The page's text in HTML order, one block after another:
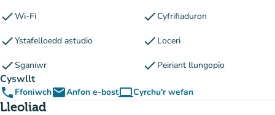
checkWi-Fi checkCyfrifiaduron
checkYstafelloedd astudio check Loceri
checkSganiwr check Peiriant llungopïo
Cyswllt
phone FfoniwchemailAnfon e-bostcomputerCyrchu'r wefan
(tab newydd)
Lleoliad